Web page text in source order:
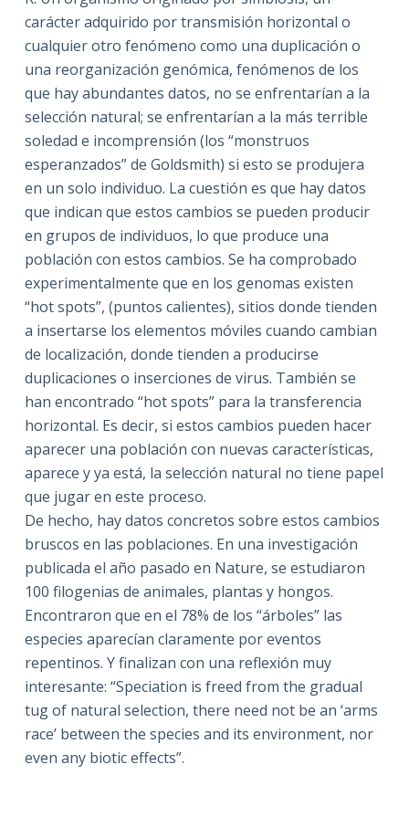
carácter adquirido por transmisión horizontal o
cualquier otro fenómeno como una duplicación o
una reorganización genómica, fenómenos de los
que hay abundantes datos, no se enfrentarían a la
selección natural; se enfrentarían a la más terrible
soledad e incomprensión (los “monstruos
esperanzados” de Goldsmith) si esto se produjera
en un solo individuo. La cuestión es que hay datos
que indican que estos cambios se pueden producir
en grupos de individuos, lo que produce una
población con estos cambios. Se ha comprobado
experimentalmente que en los genomas existen
“hot spots”, (puntos calientes), sitios donde tienden
a insertarse los elementos móviles cuando cambian
de localización, donde tienden a producirse
duplicaciones o inserciones de virus. También se
han encontrado “hot spots” para la transferencia
horizontal. Es decir, si estos cambios pueden hacer
aparecer una población con nuevas características,
aparece y ya está, la selección natural no tiene papel
que jugar en este proceso.
De hecho, hay datos concretos sobre estos cambios
bruscos en las poblaciones. En una investigación
publicada el año pasado en Nature, se estudiaron
100 filogenias de animales, plantas y hongos.
Encontraron que en el 78% de los “árboles” las
especies aparecían claramente por eventos
repentinos. Y finalizan con una reflexión muy
interesante: “Speciation is freed from the gradual
tug of natural selection, there need not be an ‘arms
race’ between the species and its environment, nor
even any biotic effects”.